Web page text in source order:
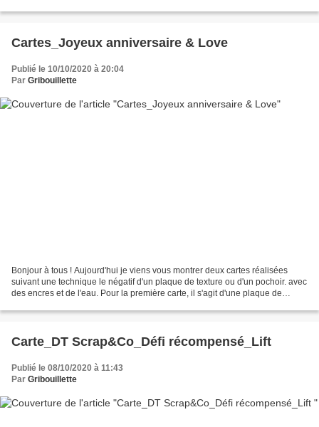
Cartes_Joyeux anniversaire & Love
Publié le 10/10/2020 à 20:04
Par Gribouillette
Bonjour à tous ! Aujourd'hui je viens vous montrer deux cartes réalisées
suivant une technique le négatif d'un plaque de texture ou d'un pochoir. avec
des encres et de l'eau. Pour la première carte, il s'agit d'une plaque de
Carte_DT Scrap&Co_Défi récompensé_Lift
Publié le 08/10/2020 à 11:43
Par Gribouillette